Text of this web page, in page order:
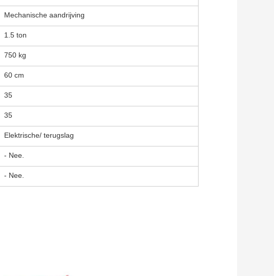
Mechanische aandrijving
1.5 ton
750 kg
60 cm
35
35
Elektrische/ terugslag
- Nee.
- Nee.